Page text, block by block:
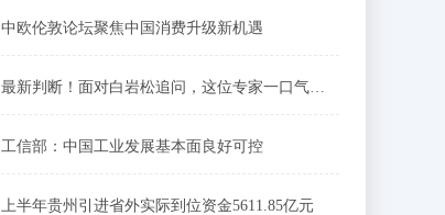
中欧伦敦论坛聚焦中国消费升级新机遇
最新判断！面对白岩松追问，这位专家一口气说了四个“最”
工信部：中国工业发展基本面良好可控
上半年贵州引进省外实际到位资金5611.85亿元